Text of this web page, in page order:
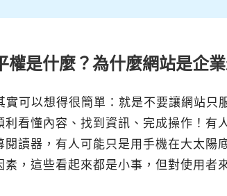
權是什麼？為什麼網站是企
實可以想得很簡單：就是不要讓網站只
利看懂內容、找到資訊、完成操作！有
閱讀器，有人可能只是用手機在大太陽
素，這些看起來都是小事，但對使用者